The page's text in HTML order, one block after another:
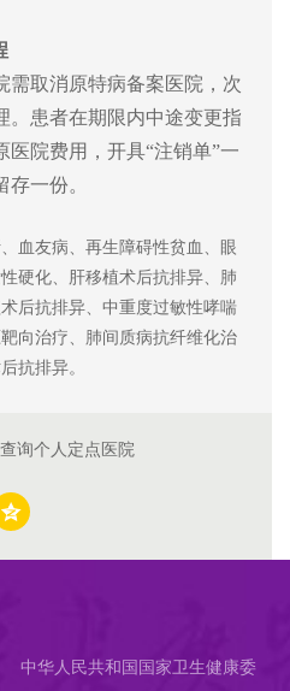
取消原特病备案医院，次
。患者在期限内中途变更指
医院费用，开具“注销单”一
一份。
血友病、再生障碍性贫血、眼
硬化、肝移植术后抗排异、肺
后抗排异、中重度过敏性哮喘
向治疗、肺间质病抗纤维化治
抗排异。
询个人定点医院
中华人民共和国国家卫生健康委